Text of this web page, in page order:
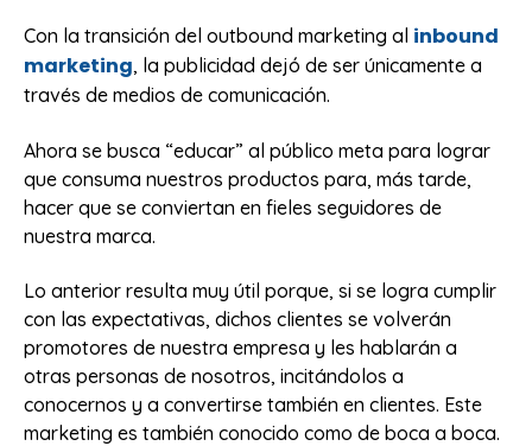
Con la transición del outbound marketing al inbound
marketing, la publicidad dejó de ser únicamente a
través de medios de comunicación.
Ahora se busca “educar” al público meta para lograr
que consuma nuestros productos para, más tarde,
hacer que se conviertan en fieles seguidores de
nuestra marca.
Lo anterior resulta muy útil porque, si se logra cumplir
con las expectativas, dichos clientes se volverán
promotores de nuestra empresa y les hablarán a
otras personas de nosotros, incitándolos a
conocernos y a convertirse también en clientes. Este
marketing es también conocido como de boca a boca.